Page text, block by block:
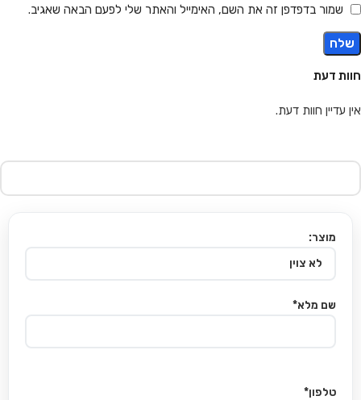
חוות דעת
אין עדיין חוות דעת.
שמור בדפדפן זה את השם, האימייל והאתר שלי לפעם הבאה שאגיב.
מוצר:
שם מלא*
טלפון*